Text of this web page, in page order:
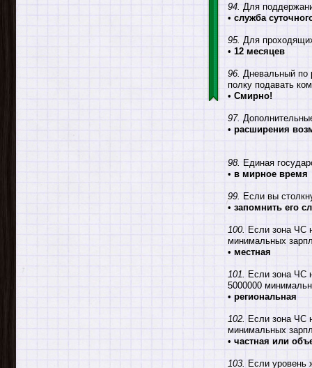
94. Для
• служба
95. Для
• 12 месяцев
96. Дневальный по
полку подавать
• Смирно!
97.
• расширения
98. Единая
• в мирное время
99. Если вы
• запомнить его
100. Если зона ЧС
минимальных
• местная
101.
Если зона ЧС
5000000
• региональная
102. Если зона ЧС
минимальных
• частная или
103. Если уровень